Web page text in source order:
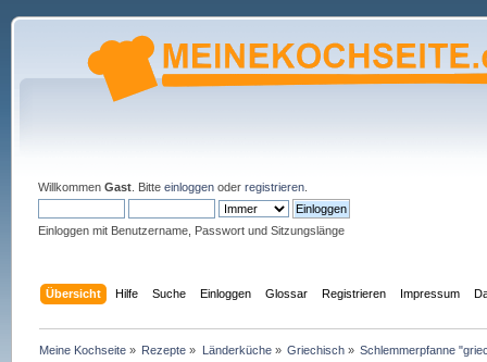
Willkommen Gast. Bitte einloggenoder registrieren.
Einloggen mit Benutzername, Passwort und Sitzungslänge
Übersicht Hilfe Suche Einloggen Glossar Registrieren Impressum
Meine Kochseite » Rezepte » Länderküche» Griechisch » Schlemmerpfanne